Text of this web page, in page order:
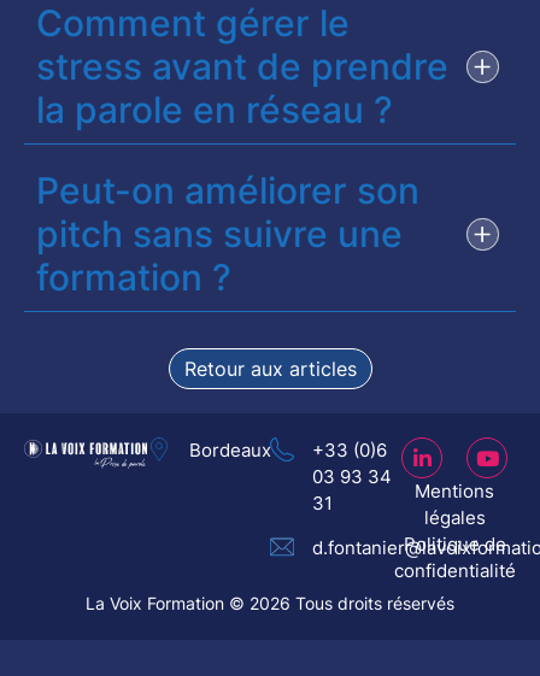
Comment gérer le
stress avant de prendre
la parole en réseau ?
Peut-on améliorer son
pitch sans suivre une
formation ?
Retour aux articles
Bordeaux
+33 (0)6
03 93 34
31
Mentions
légales
Politique de
confidentialité
La Voix Formation © 2026 Tous droits réservés